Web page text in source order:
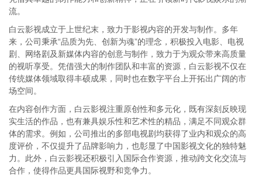
流。
白云影视成立于上世纪末，致力于影视内容的开发与制作。多年
来，公司秉承“品质为先、创新为魂”的理念，积极投入电影、电视
剧、网络剧及新媒体内容的创意与制作，致力于为观众带来高质量
的视听享受。凭借强大的制作团队和丰富的资源，白云影视不仅在
传统媒体领域取得丰硕成果，同时也在数字平台上开拓出广阔的市
场空间。
在内容创作方面，白云影视注重原创性和多元化，既有深刻反映现
实生活的作品，也有兼具娱乐性和艺术性的精品，满足不同观众群
体的需求。例如，公司推出的多部电视剧均获得了业内和观众的高
度评价，不仅提升了品牌影响力，也彰显了中国影视文化的独特魅
力。此外，白云影视还积极引入国际合作资源，推动跨文化交流与
合作，使得作品更具国际视野和竞争力。